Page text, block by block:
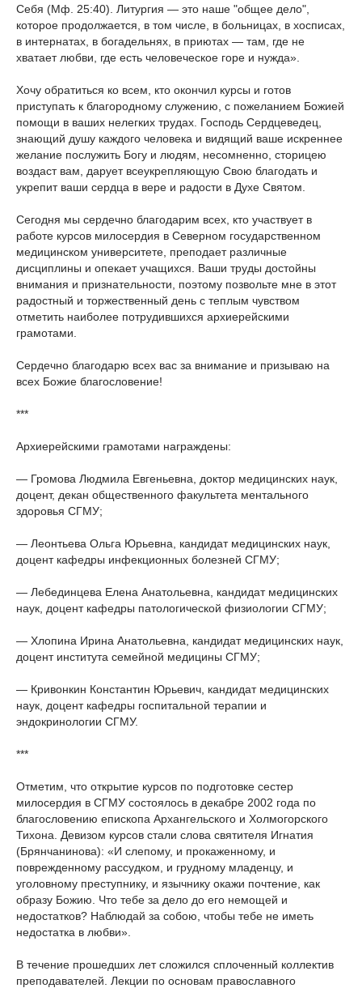
Себя (Мф. 25:40). Литургия — это наше "общее дело",
которое продолжается, в том числе, в больницах, в хосписах,
в интернатах, в богадельнях, в приютах — там, где не
хватает любви, где есть человеческое горе и нужда».
Хочу обратиться ко всем, кто окончил курсы и готов
приступать к благородному служению, с пожеланием Божией
помощи в ваших нелегких трудах. Господь Сердцеведец,
знающий душу каждого человека и видящий ваше искреннее
желание послужить Богу и людям, несомненно, сторицею
воздаст вам, дарует всеукрепляющую Свою благодать и
укрепит ваши сердца в вере и радости в Духе Святом.
Сегодня мы сердечно благодарим всех, кто участвует в
работе курсов милосердия в Северном государственном
медицинском университете, преподает различные
дисциплины и опекает учащихся. Ваши труды достойны
внимания и признательности, поэтому позвольте мне в этот
радостный и торжественный день с теплым чувством
отметить наиболее потрудившихся архиерейскими
грамотами.
Сердечно благодарю всех вас за внимание и призываю на
всех Божие благословение!
***
Архиерейскими грамотами награждены:
— Громова Людмила Евгеньевна, доктор медицинских наук,
доцент, декан общественного факультета ментального
здоровья СГМУ;
— Леонтьева Ольга Юрьевна, кандидат медицинских наук,
доцент кафедры инфекционных болезней СГМУ;
— Лебединцева Елена Анатольевна, кандидат медицинских
наук, доцент кафедры патологической физиологии СГМУ;
— Хлопина Ирина Анатольевна, кандидат медицинских наук,
доцент института семейной медицины СГМУ;
— Кривонкин Константин Юрьевич, кандидат медицинских
наук, доцент кафедры госпитальной терапии и
эндокринологии СГМУ.
***
Отметим, что открытие курсов по подготовке сестер
милосердия в СГМУ состоялось в декабре 2002 года по
благословению епископа Архангельского и Холмогорского
Тихона. Девизом курсов стали слова святителя Игнатия
(Брянчанинова): «И слепому, и прокаженному, и
поврежденному рассудком, и грудному младенцу, и
уголовному преступнику, и язычнику окажи почтение, как
образу Божию. Что тебе за дело до его немощей и
недостатков? Наблюдай за собою, чтобы тебе не иметь
недостатка в любви».
В течение прошедших лет сложился сплоченный коллектив
преподавателей. Лекции по основам православного